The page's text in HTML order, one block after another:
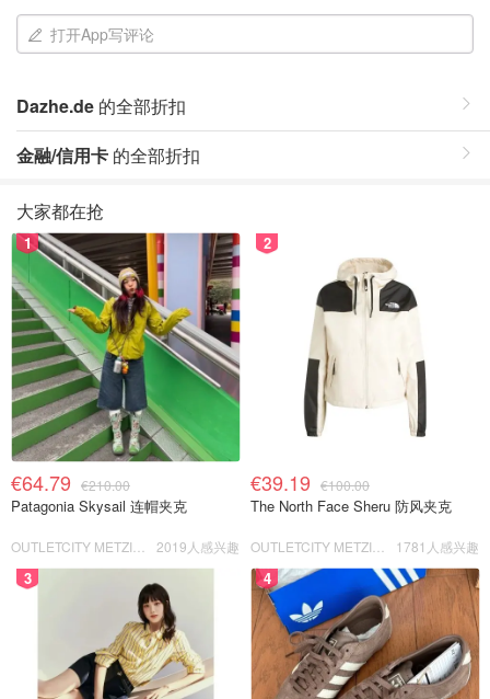
打开App写评论
Dazhe.de 的全部折扣
金融/信用卡 的全部折扣
大家都在抢
1
€64.79 €210.00
Patagonia Skysail 连帽夹克
2019人感兴趣
2
€39.19 €100.00
The North Face Sheru 防风夹克
1781人感兴趣
3 4